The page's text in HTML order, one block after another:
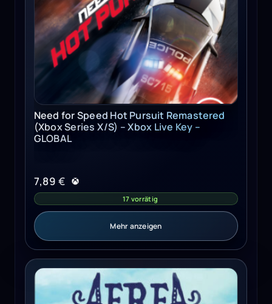
Need for Speed Hot Pursuit Remastered
(Xbox Series X/S) – Xbox Live Key –
GLOBAL
7,89 €
17 vorrätig
Mehr anzeigen
AereA Steam Key GLOBAL